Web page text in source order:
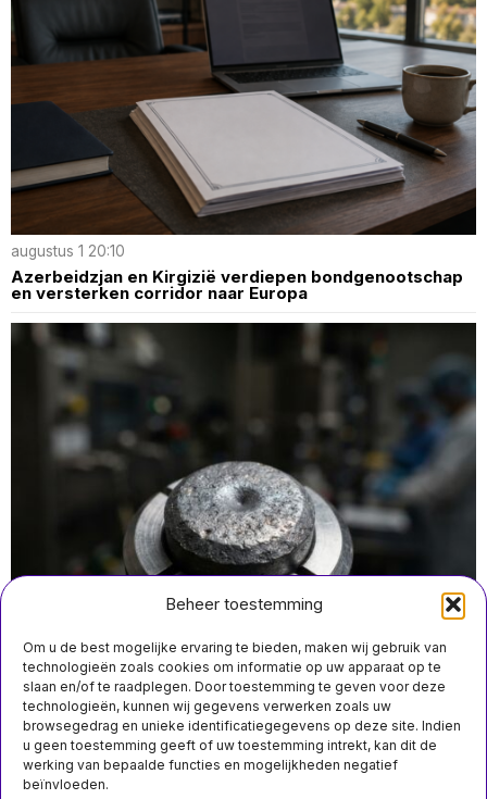
Beheer toestemming
Om u de best mogelijke ervaring te bieden, maken wij gebruik van
technologieën zoals cookies om informatie op uw apparaat op te
slaan en/of te raadplegen. Door toestemming te geven voor deze
technologieën, kunnen wij gegevens verwerken zoals uw
browsegedrag en unieke identificatiegegevens op deze site. Indien
u geen toestemming geeft of uw toestemming intrekt, kan dit de
werking van bepaalde functies en mogelijkheden negatief
beïnvloeden.
augustus 1 20:10
Azerbeidzjan en Kirgizië verdiepen bondgenootschap
en versterken corridor naar Europa
juli 31 14:35
VS blijven ondanks importverbod voor ruim kwart
afhankelijk van Russisch verrijkt uranium
MIS HET NIET
Bewoners en politici